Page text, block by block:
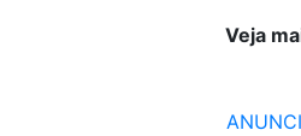
Veja